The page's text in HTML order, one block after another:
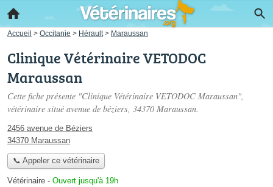
Accueil > Occitanie > Hérault > Maraussan
Clinique Vétérinaire VETODOC
Maraussan
Cette fiche présente "Clinique Vétérinaire VETODOC Maraussan",
vétérinaire situé avenue de béziers, 34370 Maraussan.
2456 avenue de Béziers
34370 Maraussan
📞 Appeler ce vétérinaire
Vétérinaire - Ouvert jusqu'à 19h